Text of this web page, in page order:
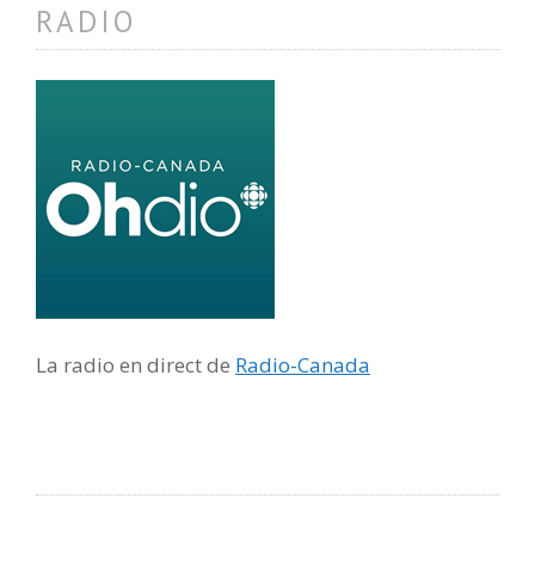
RADIO
La radio en direct de Radio-Canada